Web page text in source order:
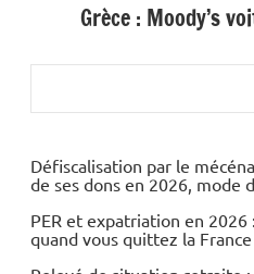
Grèce : Moody’s
Défiscalisation par le
de ses dons en 2026, mode
PER et expatriation en
quand vous quittez la France